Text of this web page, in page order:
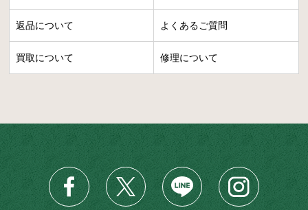
返品について よくあるご質問
買取について 修理について